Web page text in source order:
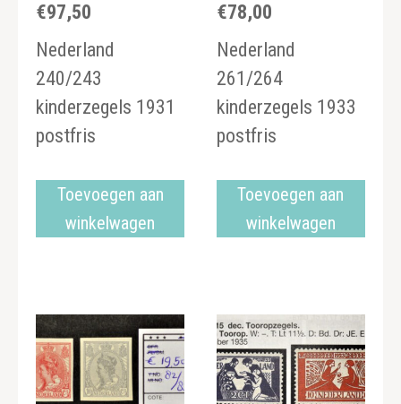
€97,50
Nederland
240/243
kinderzegels 1931
postfris
Toevoegen aan
winkelwagen
€78,00
Nederland
261/264
kinderzegels 1933
postfris
Toevoegen aan
winkelwagen